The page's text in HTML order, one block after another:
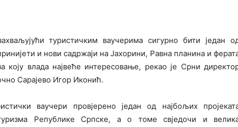
туристичким ваучерима сигурно бити један
и нови садржаји на Јахорини, Равна планина и
коју влада највеће интересовање, рекао је Срни
Сарајево Игор Иконић.
ваучери провјерено један од најбољих
Републике Српске, а о томе свједочи и